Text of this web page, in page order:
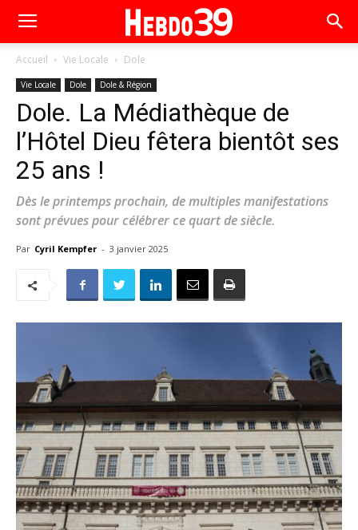
Accueil Vie Locale Dole
Vie Locale Dole Dole & Région
Dole. La Médiathèque de
l’Hôtel Dieu fêtera bientôt ses
25 ans !
Dès le printemps prochain, de multiples manifestations
sont prévues pour célébrer ce quart de siècle.
Par Cyril Kempfer - 3 janvier 2025